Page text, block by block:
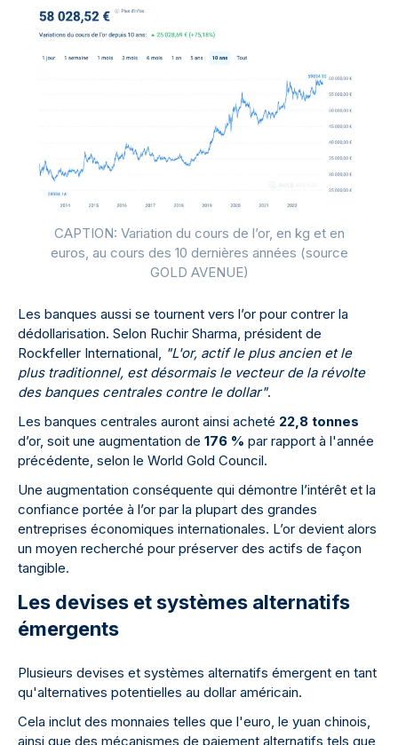
CAPTION: Variation du cours de l’or, en kg et en
euros, au cours des 10 dernières années (source
GOLD AVENUE)
Les banques aussi se tournent vers l’or pour contrer la
dédollarisation. Selon Ruchir Sharma, président de
Rockfeller International, "L'or, actif le plus ancien et le
plus traditionnel, est désormais le vecteur de la révolte
des banques centrales contre le dollar".
Les banques centrales auront ainsi acheté 22,8 tonnes
d’or, soit une augmentation de 176 % par rapport à l'année
précédente, selon le World Gold Council.
Une augmentation conséquente qui démontre l’intérêt et la
confiance portée à l’or par la plupart des grandes
entreprises économiques internationales. L’or devient alors
un moyen recherché pour préserver des actifs de façon
tangible.
Les devises et systèmes alternatifs
émergents
Plusieurs devises et systèmes alternatifs émergent en tant
qu'alternatives potentielles au dollar américain.
Cela inclut des monnaies telles que l'euro, le yuan chinois,
ainsi que des mécanismes de paiement alternatifs tels que